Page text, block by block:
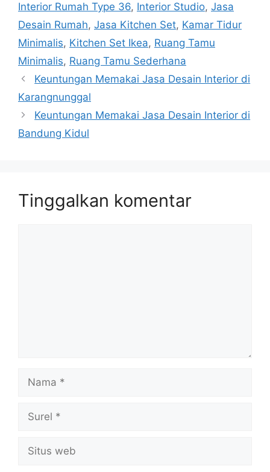
Interior Rumah Type 36, Interior Studio, Jasa
Desain Rumah, Jasa Kitchen Set, Kamar Tidur
Minimalis, Kitchen Set Ikea, Ruang Tamu
Minimalis, Ruang Tamu Sederhana
Keuntungan Memakai Jasa Desain Interior di
Karangnunggal
Keuntungan Memakai Jasa Desain Interior di
Bandung Kidul
Tinggalkan komentar